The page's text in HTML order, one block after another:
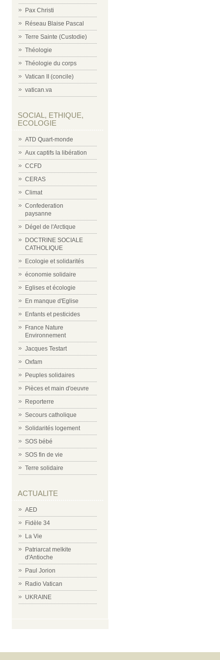
Pax Christi
Réseau Blaise Pascal
Terre Sainte (Custodie)
Théologie
Théologie du corps
Vatican II (concile)
vatican.va
SOCIAL, ETHIQUE,
ECOLOGIE
ATD Quart-monde
Aux captifs la libération
CCFD
CERAS
Climat
Confederation
paysanne
Dégel de l'Arctique
DOCTRINE SOCIALE
CATHOLIQUE
Ecologie et solidarités
économie solidaire
Eglises et écologie
En manque d'Eglise
Enfants et pesticides
France Nature
Environnement
Jacques Testart
Oxfam
Peuples solidaires
Pièces et main d'oeuvre
Reporterre
Secours catholique
Solidarités logement
SOS bébé
SOS fin de vie
Terre solidaire
ACTUALITE
AED
Fidèle 34
La Vie
Patriarcat melkite
d'Antioche
Paul Jorion
Radio Vatican
UKRAINE